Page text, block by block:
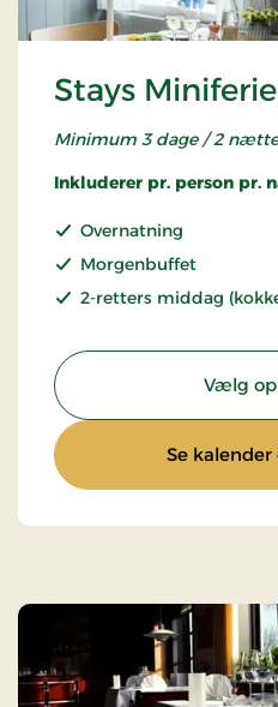
Stays Miniferie
Minimum 3 dage / 2
Inkluderer pr. person pr.
Overnatning
Morgenbuffet
2-retters middag
Vælg
Se kalender